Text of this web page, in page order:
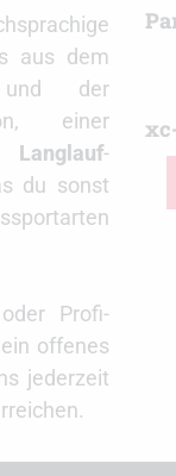
aus dem
und der
einer
Langlauf-
du sonst
Profi-
offenes
jederzeit